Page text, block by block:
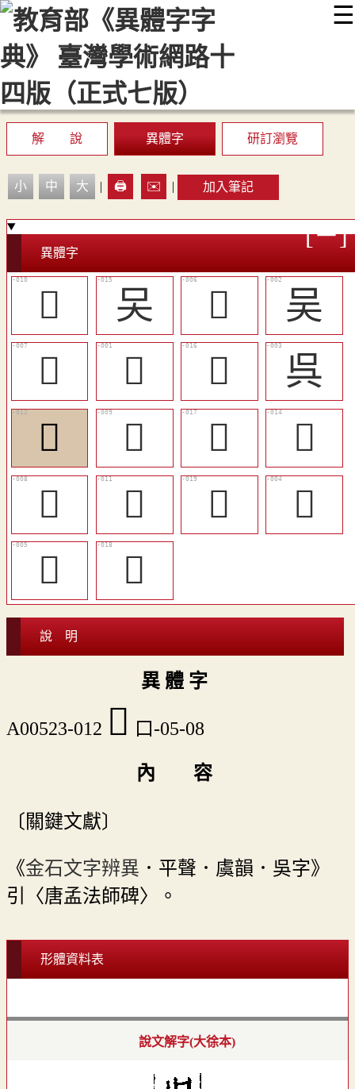
☰
::: 最新消息 常見問題 編輯說明
顯示模式
網站導覽
解 說 異體字 研訂瀏覽
小 中 大 | 🖨️ ✉️ | 加入筆記
異體字
󰭗 㕦 󰭓
吴
󰭔
𠯵 󰭛
呉
󰭙
󰭖 󰭜
󰭚
󰭕
󰭘 󰭞
𡗾
𡗿
󰭝
說 明
異 體 字
A00523-012 󰭙 口-05-08
內 容
〔關鍵文獻〕
《金石文字辨異 ．平聲．虞韻．吳字》
引〈唐孟法師碑〉。
形體資料表
說文解字(大徐本)